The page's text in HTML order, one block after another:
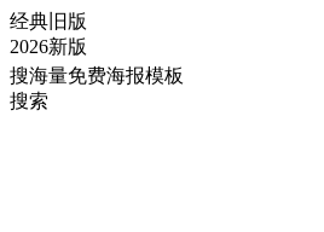
经典旧版
2026新版
搜海量免费海报模板
搜索